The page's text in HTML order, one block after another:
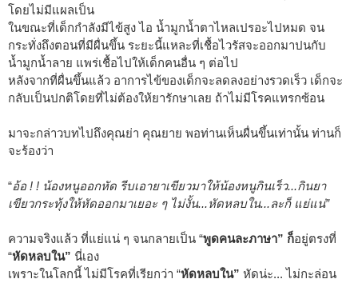
โดยไม่มีแผลเป็น
ในขณะที่เด็กกำลังมีไข้สูง ไอ น้ำมูกน้ำตาไหลเปรอะไปหมด จน
กระทั่งถึงตอนที่มีผื่นขึ้น ระยะนี้แหละที่เชื้อไวรัสจะออกมาปนกับ
น้ำมูกน้ำลาย แพร่เชื้อไปให้เด็กคนอื่น ๆ ต่อไป
หลังจากที่ผื่นขึ้นแล้ว อาการไข้ของเด็กจะลดลงอย่างรวดเร็ว เด็กจะ
กลับเป็นปกติโดยที่ไม่ต้องให้ยารักษาเลย ถ้าไม่มีโรคแทรกซ้อน
มาจะกล่าวบทไปถึงคุณย่า คุณยาย พอท่านเห็นผื่นขึ้นเท่านั้น ท่านก็
จะร้องว่า
“อ้อ ! ! น้องหนูออกหัด รีบเอายาเขียวมาให้น้องหนูกินเร็ว...กินยา
เขียวกระทุ้งให้หัดออกมาเยอะ ๆ ไม่งั้น...หัดหลบใน...ละก็ แย่แน่”
ความจริงแล้ว ที่แย่แน่ ๆ จนกลายเป็น “พูดคนละภาษา” ก็อยู่ตรงที่
“หัดหลบใน” นี่เอง
เพราะในโลกนี้ ไม่มีโรคที่เรียกว่า “หัดหลบใน” หัดน่ะ... ไม่กะล่อน